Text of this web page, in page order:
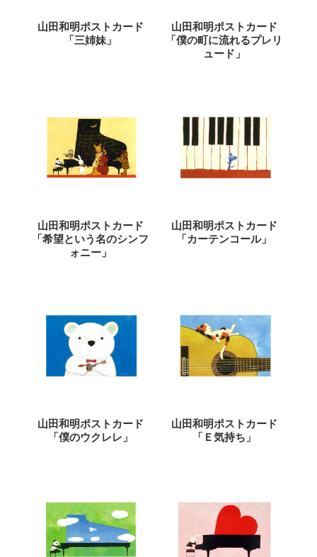
山田和明ポストカード
「三姉妹」
山田和明ポストカード
「僕の町に流れるプレリ
ュード」
山田和明ポストカード
「希望という名のシンフ
ォニー」
山田和明ポストカード
「カーテンコール」
山田和明ポストカード
「僕のウクレレ」
山田和明ポストカード
「Ｅ気持ち」